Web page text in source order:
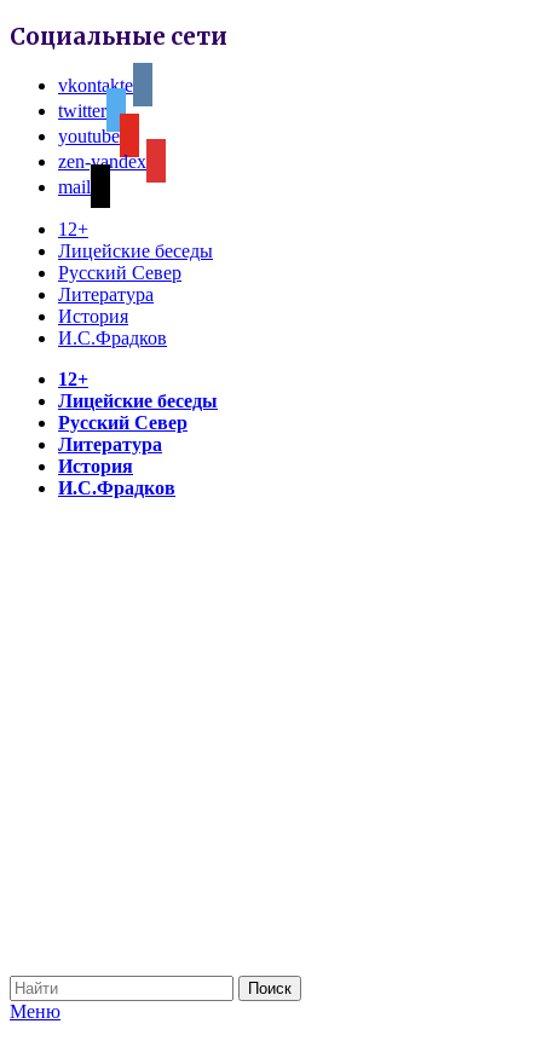
Социальные сети
vkontakte
twitter
youtube
zen-yandex
mail
12+
Лицейские беседы
Русский Север
Литература
История
И.С.Фрадков
12+
Лицейские беседы
Русский Север
Литература
История
И.С.Фрадков
Меню